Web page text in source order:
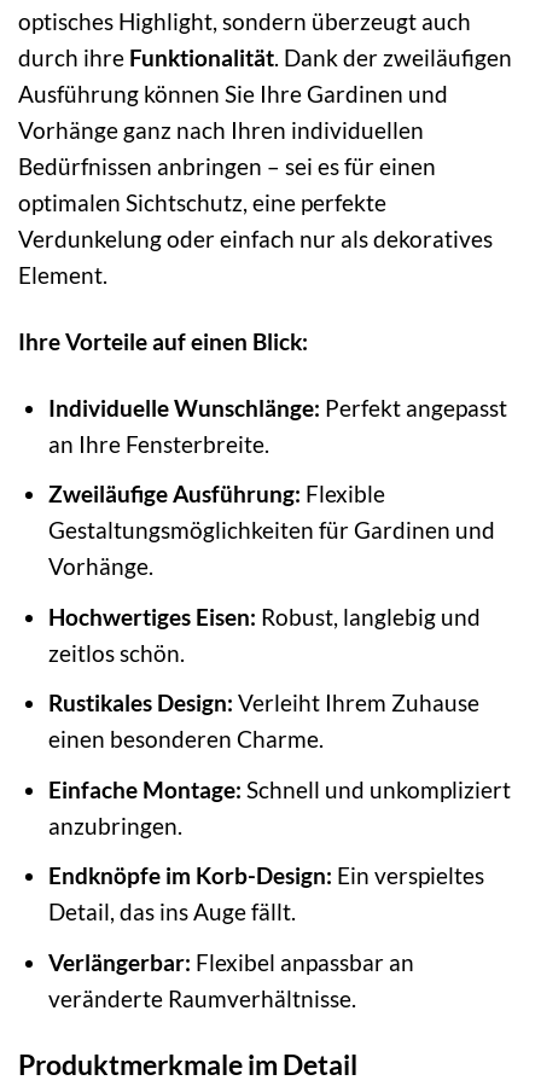
optisches Highlight, sondern überzeugt auch
durch ihre Funktionalität. Dank der zweiläufigen
Ausführung können Sie Ihre Gardinen und
Vorhänge ganz nach Ihren individuellen
Bedürfnissen anbringen – sei es für einen
optimalen Sichtschutz, eine perfekte
Verdunkelung oder einfach nur als dekoratives
Element.
Ihre Vorteile auf einen Blick:
Individuelle Wunschlänge: Perfekt angepasst
an Ihre Fensterbreite.
Zweiläufige Ausführung: Flexible
Gestaltungsmöglichkeiten für Gardinen und
Vorhänge.
Hochwertiges Eisen: Robust, langlebig und
zeitlos schön.
Rustikales Design: Verleiht Ihrem Zuhause
einen besonderen Charme.
Einfache Montage: Schnell und unkompliziert
anzubringen.
Endknöpfe im Korb-Design: Ein verspieltes
Detail, das ins Auge fällt.
Verlängerbar: Flexibel anpassbar an
veränderte Raumverhältnisse.
Produktmerkmale im Detail